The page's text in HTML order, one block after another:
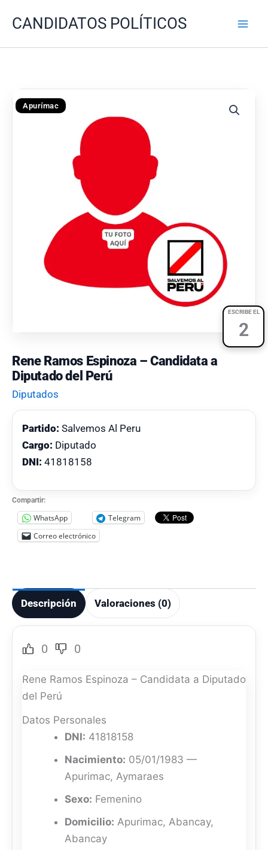
CANDIDATOS POLÍTICOS
ESCRIBE EL
2
Apurímac
Rene Ramos Espinoza – Candidata a
Diputado del Perú
Diputados
Partido: Salvemos Al Peru
Cargo: Diputado
DNI: 41818158
Compartir:
WhatsApp
Telegram
Correo electrónico
Descripción Valoraciones (0)
0 0
Rene Ramos Espinoza – Candidata a Diputado
del Perú
Datos Personales
DNI: 41818158
Nacimiento: 05/01/1983 —
Apurimac, Aymaraes
Sexo: Femenino
Domicilio: Apurimac, Abancay,
Abancay